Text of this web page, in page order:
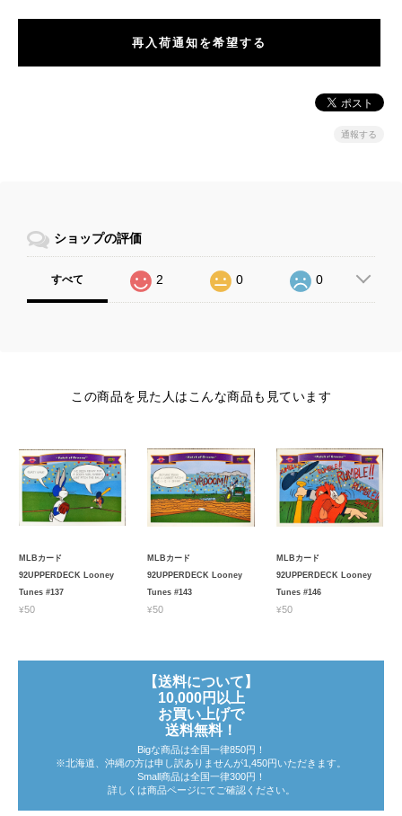
再入荷通知を希望する
通報する
ショップの評価
すべて 2 0 0
この商品を見た人はこんな商品も見ています
MLBカード
92UPPERDECK Looney
Tunes #137
¥50
MLBカード
92UPPERDECK Looney
Tunes #143
¥50
MLBカード
92UPPERDECK Looney
Tunes #146
¥50
【送料について】
10,000円以上
お買い上げで
送料無料！
Bigな商品は全国一律850円！
※北海道、沖縄の方は申し訳ありませんが1,450円いただきます。
Small商品は全国一律300円！
詳しくは商品ページにてご確認ください。